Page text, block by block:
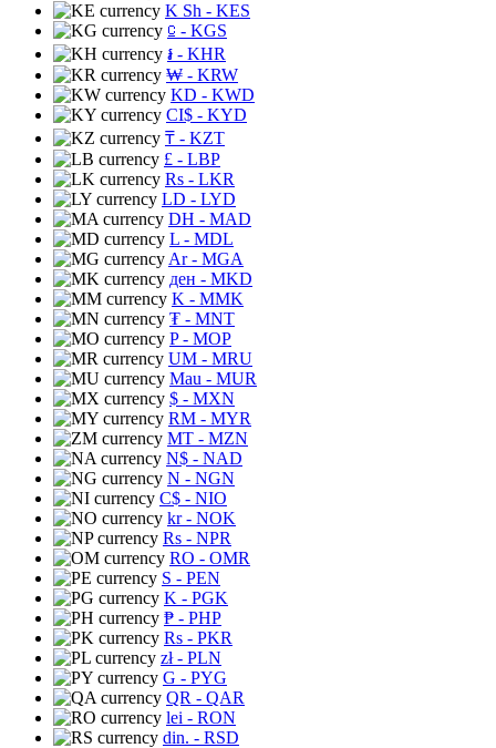
K Sh - KES
⃀ - KGS
៛ - KHR
₩ - KRW
KD - KWD
CI$ - KYD
₸ - KZT
£ - LBP
Rs - LKR
LD - LYD
DH - MAD
L - MDL
Ar- MGA
ден - MKD
K - MMK
₮ - MNT
P- MOP
UM - MRU
Mau - MUR
$ - MXN
RM - MYR
MT - MZN
N$ - NAD
N - NGN
C$ - NIO
kr- NOK
Rs - NPR
RO - OMR
S - PEN
K - PGK
₱ - PHP
Rs - PKR
zł- PLN
G - PYG
QR - QAR
lei - RON
din. - RSD